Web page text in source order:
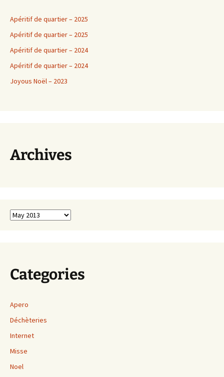
Apéritif de quartier – 2025
Apéritif de quartier – 2025
Apéritif de quartier – 2024
Apéritif de quartier – 2024
Joyous Noël – 2023
Archives
Archives
Categories
Apero
Déchèteries
Internet
Misse
Noel